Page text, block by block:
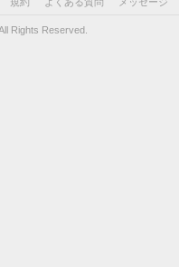
Rights Reserved.